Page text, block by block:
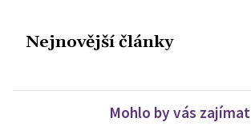
Nejnovější články
Mohlo by vás zajímat